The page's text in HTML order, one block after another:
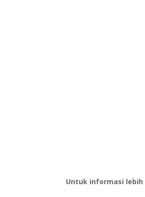
Untuk informasi